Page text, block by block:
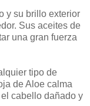
y su brillo exterior
Sus aceites de
una gran fuerza
tipo de
de Aloe calma
cabello dañado y